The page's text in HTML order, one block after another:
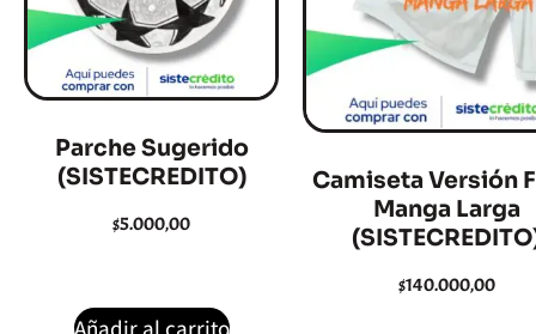
Parche Sugerido
(SISTECREDITO)
$5.000,00
Añadir al carrito
Camiseta Versión
Manga Larga
$140.000,00